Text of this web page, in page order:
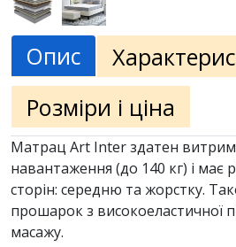
Опис
Розміри і ціна
Матрац Art Inter здатен
навантаження (до 140 кг) і має
сторін: середню та жорстку.
прошарок з високоеластичної
масажу.